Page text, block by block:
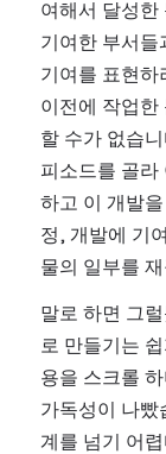
여해서 달성한
기여한 부서들
기여를 표현하
이전에 작업한
할 수가 없습
피소드를 골라
하고 이 개발
정, 개발에 기
물의 일부를
말로 하면 그
로 만들기는
용을 스크롤
가독성이 나빴
계를 넘기 어